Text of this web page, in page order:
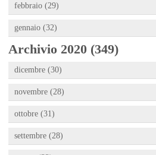
febbraio (29)
gennaio (32)
Archivio 2020 (349)
dicembre (30)
novembre (28)
ottobre (31)
settembre (28)